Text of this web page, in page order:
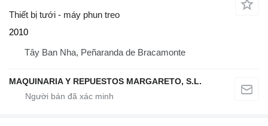
Thiết bị tưới - máy phun treo
2010
Tây Ban Nha, Peñaranda de Bracamonte
MAQUINARIA Y REPUESTOS MARGARETO, S.L.